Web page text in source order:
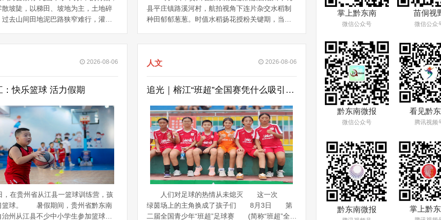
散坡陡，以梯田、坡地为主，土地碎
过去山间田地泥巴路狭窄难行，灌
续推进高标准农田新建与改造提升，
、稳产、增收的“丰产田”
县平庄镇路溪河村，航拍视角下连片杂交水稻制
种田郁郁葱葱。时值水稻扬花授粉关键期，当地
业。
2026-08-06
：快乐篮球 活力假期
贵州省从江县一篮球训练营，孩
篮球。 暑假期间，贵州省黔东南
州从江县不少中小学生参加篮球暑
人文 2026-08-06
追光｜榕江“班超”全国赛凭什么吸引近百支球队？
人们对足球的热情从未熄灭 这一次
绿茵场上的主角换成了孩子们 8月3日 第
二届全国青少年“班超”足球赛 (简称“班超”全国
掌上黔东南
微信公众号
苗侗视
微信公众
黔东南微报
微信公众号
看见黔
腾讯视频
黔东南微报 掌上黔